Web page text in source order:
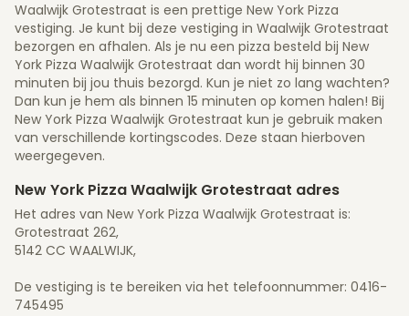
Waalwijk Grotestraat is een prettige New York Pizza
vestiging. Je kunt bij deze vestiging in Waalwijk Grotestraat
bezorgen en afhalen. Als je nu een pizza besteld bij New
York Pizza Waalwijk Grotestraat dan wordt hij binnen 30
minuten bij jou thuis bezorgd. Kun je niet zo lang wachten?
Dan kun je hem als binnen 15 minuten op komen halen! Bij
New York Pizza Waalwijk Grotestraat kun je gebruik maken
van verschillende kortingscodes. Deze staan hierboven
weergegeven.
New York Pizza Waalwijk Grotestraat adres
Het adres van New York Pizza Waalwijk Grotestraat is:
Grotestraat 262,
5142 CC WAALWIJK,
De vestiging is te bereiken via het telefoonnummer: 0416-
745495